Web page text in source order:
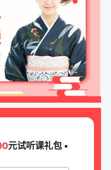
元试听课礼包 •